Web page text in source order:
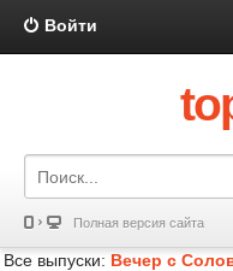
Войти
Полная версия сайта
Все выпуски: Вечер с